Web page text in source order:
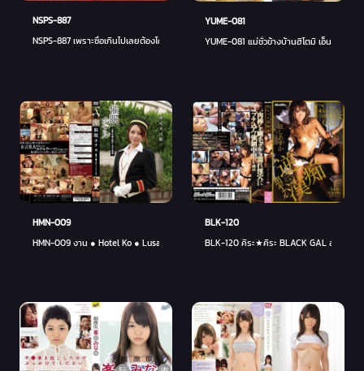
NSPS-887
NSPS-887 เพราะซื่อเกินไปเลยต้องโดนซะบ้าง- ยูกิเนะ ซากุระงิ
YUME-081
YUME-081 แม่ชั่วข้างบ้านฮิโตมิ เอ็นโจ - ฮิโต
HMN-009
HMN-009 งาน ● Hotel Ko ● Lusa ● Do Kobe Room 1805 - อายู ซากุระอิ
BLK-120
BLK-120 คิระ★คิระ BLACK GAL สาวดำ